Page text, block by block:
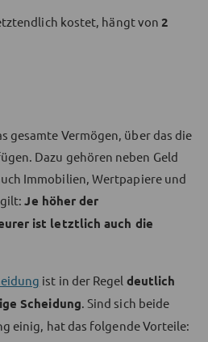
kostet, hängt von2
gesamte Vermögen, über das die
Dazu gehören neben Geld
Immobilien, Wertpapiere und
gilt:Je höher der
ist letztlich auch die
ist in der Regel deutlich
Scheidung. Sind sich beide
einig, hat das folgende Vorteile: